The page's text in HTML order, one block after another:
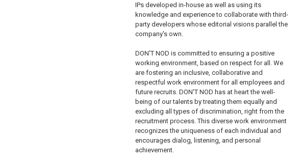
IPs developed in-house as well as using its
knowledge and experience to collaborate with third-
party developers whose editorial visions parallel the
company's own.
DON'T NOD is committed to ensuring a positive
working environment, based on respect for all. We
are fostering an inclusive, collaborative and
respectful work environment for all employees and
future recruits. DON'T NOD has at heart the well-
being of our talents by treating them equally and
excluding all types of discrimination, right from the
recruitment process. This diverse work environment
recognizes the uniqueness of each individual and
encourages dialog, listening, and personal
achievement.